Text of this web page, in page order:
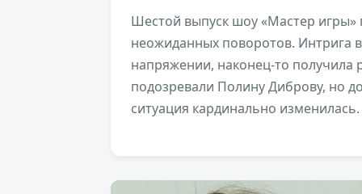
Шестой выпуск шоу «Мастер игры»
неожиданных поворотов. Интрига
напряжении, наконец-то получила
подозревали Полину Диброву, но
ситуация кардинально изменилась.